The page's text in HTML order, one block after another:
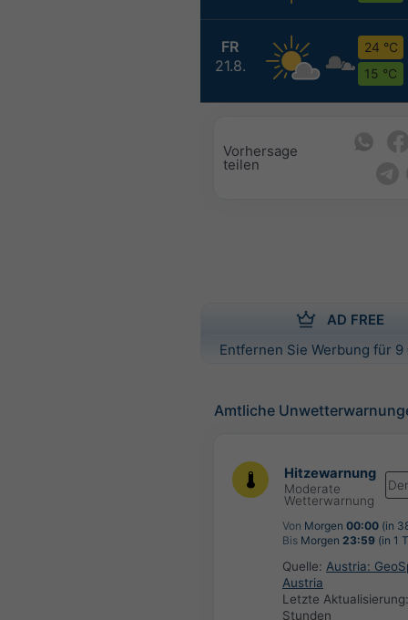
FR
21.8.
24 °C
15 °C
Vorhersage
teilen
AD FREE
Entfernen Sie Werbung für
Amtliche
Hitzewarnung
Moderate
Wetterwarnung
Von Morgen 00:00 (in
Bis Morgen 23:59 (in 1
Quelle: Austria:
Austria
Letzte
Stunden